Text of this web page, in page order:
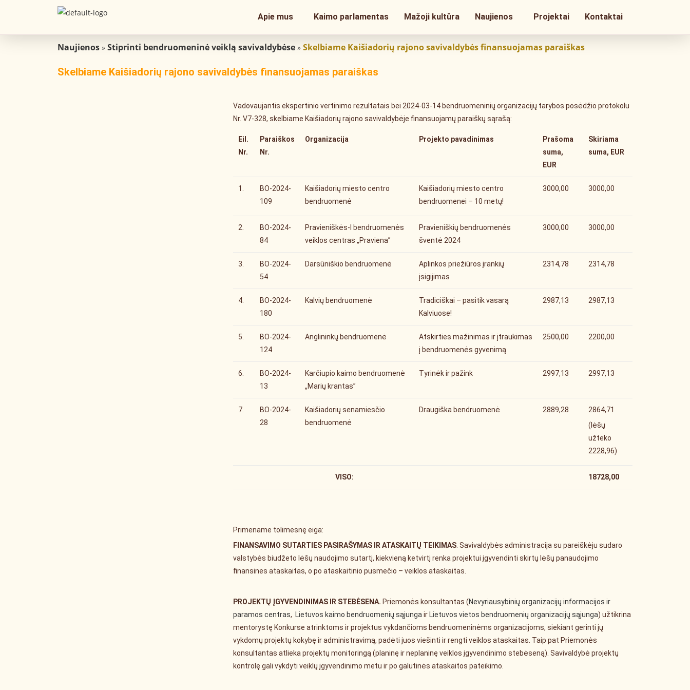
Apie mus Kaimo parlamentas Mažoji kultūra Naujienos Projektai Kontaktai
Naujienos » Stiprinti bendruomeninė veiklą savivaldybėse » Skelbiame Kaišiadorių rajono savivaldybės finansuojamas paraiškas
Skelbiame Kaišiadorių rajono savivaldybės finansuojamas paraiškas
Vadovaujantis ekspertinio vertinimo rezultatais bei 2024-03-14 bendruomeninių organizacijų tarybos posėdžio protokolu
Nr. V7-328, skelbiame Kaišiadorių rajono savivaldybėje finansuojamų paraiškų sąrašą:
Eil.
Nr.
Paraiškos
Nr.
Organizacija Projekto pavadinimas
Prašoma
suma,
EUR
Skiriama
suma, EUR
1.
BO-2024-
109
Kaišiadorių miesto centro
bendruomenė
Kaišiadorių miesto centro
bendruomenei – 10 metų!
3000,00 3000,00
2.
BO-2024-
84
Pravieniškės-I bendruomenės
veiklos centras „Praviena”
Pravieniškių bendruomenės
šventė 2024
3000,00 3000,00
3.
BO-2024-
54
Darsūniškio bendruomenė
Aplinkos priežiūros įrankių
įsigijimas
2314,78 2314,78
4.
BO-2024-
180
Kalvių bendruomenė
Tradiciškai – pasitik vasarą
Kalviuose!
2987,13 2987,13
5.
BO-2024-
124
Anglininkų bendruomenė
Atskirties mažinimas ir įtraukimas
į bendruomenės gyvenimą
2500,00 2200,00
6.
BO-2024-
13
Karčiupio kaimo bendruomenė
„Marių krantas”
Tyrinėk ir pažink 2997,13 2997,13
7.
BO-2024-
28
Kaišiadorių senamiesčio
bendruomenė
Draugiška bendruomenė 2889,28
2864,71
(lėšų
užteko
2228,96)
VISO: 18728,00
Primename tolimesnę eiga:
FINANSAVIMO SUTARTIES PASIRAŠYMAS IR ATASKAITŲ TEIKIMAS. Savivaldybės administracija su pareiškėju sudaro
valstybės biudžeto lėšų naudojimo sutartį, kiekvieną ketvirtį renka projektui įgyvendinti skirtų lėšų panaudojimo
finansines ataskaitas, o po ataskaitinio pusmečio – veiklos ataskaitas.
PROJEKTŲ ĮGYVENDINIMAS IR STEBĖSENA. Priemonės konsultantas (Nevyriausybinių organizacijų informacijos ir
paramos centras, Lietuvos kaimo bendruomenių sąjunga ir Lietuvos vietos bendruomenių organizacijų sąjunga) užtikrina
mentorystę Konkurse atrinktoms ir projektus vykdančioms bendruomeninėms organizacijoms, siekiant gerinti jų
vykdomų projektų kokybę ir administravimą, padėti juos viešinti ir rengti veiklos ataskaitas. Taip pat Priemonės
konsultantas atlieka projektų monitoringą (planinę ir neplaninę veiklos įgyvendinimo stebėseną). Savivaldybė projektų
kontrolę gali vykdyti veiklų įgyvendinimo metu ir po galutinės ataskaitos pateikimo.